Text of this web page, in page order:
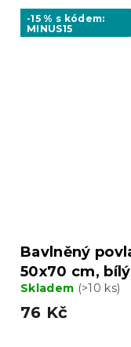
-15 % s kódem:
MINUS15
Bavlněný
50x70 cm, bílý
Skladem (>10 ks)
76 Kč